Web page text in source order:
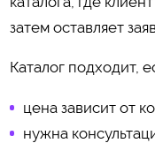
затем оставляет
Каталог подходит,
цена зависит от
нужна